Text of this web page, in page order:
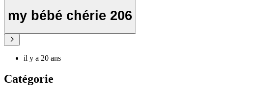
my bébé chérie 206
il y a 20 ans
Catégorie